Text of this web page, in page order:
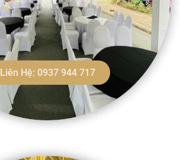
Liên Hệ: 0937 944 717